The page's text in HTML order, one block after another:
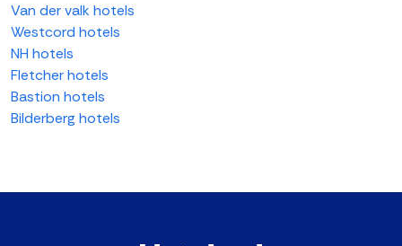
Van der valk hotels
Westcord hotels
NH hotels
Fletcher hotels
Bastion hotels
Bilderberg hotels